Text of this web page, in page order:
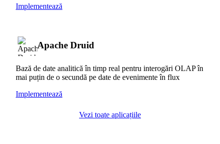
Implementează
Apache Druid
Bază de date analitică în timp real pentru interogări OLAP în
mai puțin de o secundă pe date de evenimente în flux
Implementează
Vezi toate aplicațiile